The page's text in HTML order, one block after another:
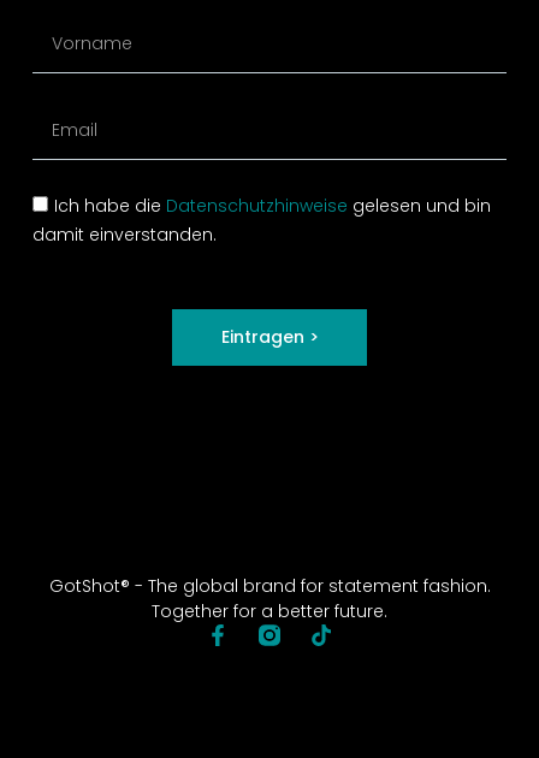
GotShot® - The global brand for statement fashion.
Together for a better future.
Ich habe die Datenschutzhinweise gelesen und bin
damit einverstanden.
Eintragen >